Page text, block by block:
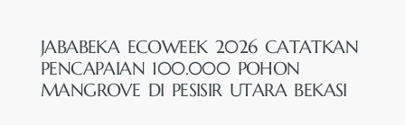
JABABEKA ECOWEEK 2026 CATATKAN
PENCAPAIAN 100.000 POHON
MANGROVE DI PESISIR UTARA BEKASI